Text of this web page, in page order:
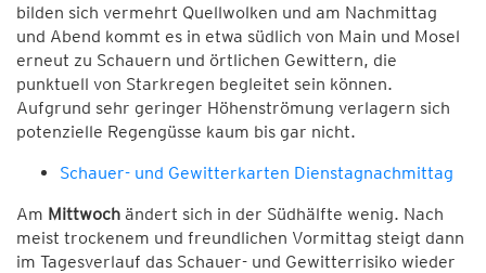
bilden sich vermehrt Quellwolken und am Nachmittag
und Abend kommt es in etwa südlich von Main und Mosel
erneut zu Schauern und örtlichen Gewittern, die
punktuell von Starkregen begleitet sein können.
Aufgrund sehr geringer Höhenströmung verlagern sich
potenzielle Regengüsse kaum bis gar nicht.
Schauer- und Gewitterkarten Dienstagnachmittag
Am Mittwoch ändert sich in der Südhälfte wenig. Nach
meist trockenem und freundlichen Vormittag steigt dann
im Tagesverlauf das Schauer- und Gewitterrisiko wieder